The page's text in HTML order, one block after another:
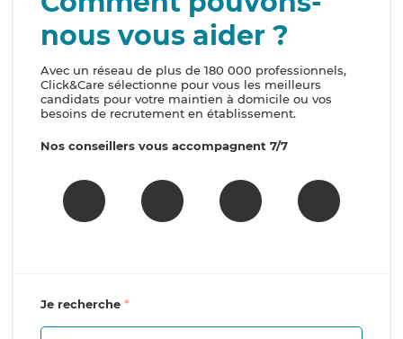
nous vous aider ?
Avec un réseau de plus de 180 000 professionnels,
Click&Care sélectionne pour vous les meilleurs
candidats pour votre maintien à domicile ou vos
besoins de recrutement en établissement.
Nos conseillers vous accompagnent 7/7
Je recherche